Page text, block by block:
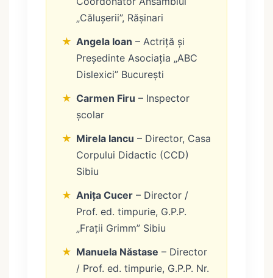
„Călușerii”, Rășinari
★ Angela Ioan – Actriță și
Președinte Asociația „ABC
Dislexici” București
★ Carmen Firu – Inspector
școlar
★ Mirela Iancu – Director, Casa
Corpului Didactic (CCD)
Sibiu
★ Anița Cucer – Director /
Prof. ed. timpurie, G.P.P.
„Frații Grimm” Sibiu
★ Manuela Năstase – Director
/ Prof. ed. timpurie, G.P.P. Nr.